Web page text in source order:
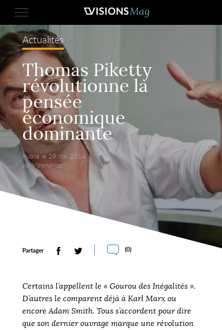
Actualités
Thomas Piketty
révolutionne la
pensée
économique
dominante
Publié le 29 mai 2014,
par VisionsMag.
Partager (0)
Certains l’appellent le « Gourou des Inégalités ».
D’autres le comparent déjà à Karl Marx ou
encore Adam Smith. Tous s’accordent pour dire
que son dernier ouvrage marque une révolution